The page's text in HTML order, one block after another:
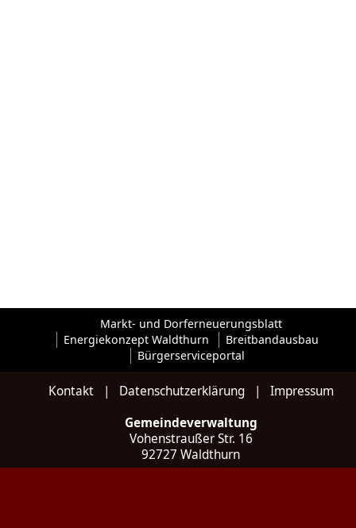
Markt- und Dorferneuerungsblatt
Energiekonzept Waldthurn
Breitbandausbau
Bürgerserviceportal
Kontakt| Datenschutzerklärung| Impressum
Gemeindeverwaltung
Vohenstraußer Str. 16
92727 Waldthurn